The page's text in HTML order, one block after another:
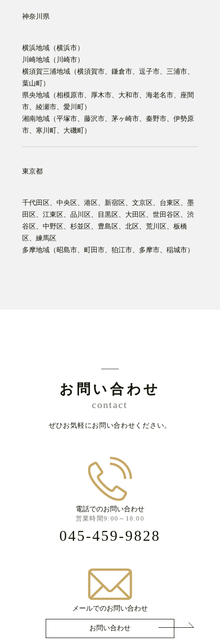
神奈川県
横浜地域（横浜市）
川崎地域（川崎市）
横須賀三浦地域（横須賀市、鎌倉市、逗子市、三浦市、
葉山町）
県央地域（相模原市、厚木市、大和市、海老名市、座間
市、綾瀬市、愛川町）
湘南地域（平塚市、藤沢市、茅ヶ崎市、秦野市、伊勢原
市、寒川町、大磯町）
東京都
千代田区、中央区、港区、新宿区、文京区、台東区、墨
田区、江東区、品川区、目黒区、大田区、世田谷区、渋
谷区、中野区、杉並区、豊島区、北区、荒川区、板橋
区、練馬区
多摩地域（昭島市、町田市、狛江市、多摩市、稲城市）
お問い合わせ
contact
ぜひお気軽にお問い合わせください。
電話でのお問い合わせ
営業時間9:00～18:00
045-459-9828
メールでのお問い合わせ
お問い合わせ